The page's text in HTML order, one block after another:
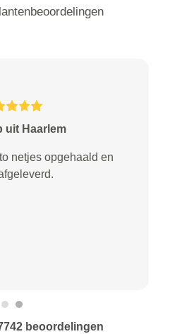
uit Haarlem
netjes opgehaald en
beoordelingen